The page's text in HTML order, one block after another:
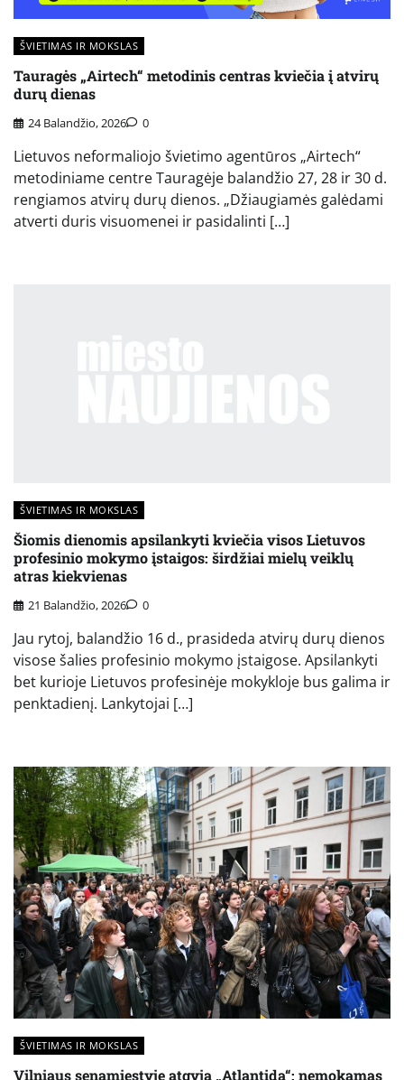
ŠVIETIMAS IR MOKSLAS
Tauragės „Airtech“ metodinis centras kviečia į atvirų
durų dienas
24 Balandžio, 2026 0
Lietuvos neformaliojo švietimo agentūros „Airtech“
metodiniame centre Tauragėje balandžio 27, 28 ir 30 d.
rengiamos atvirų durų dienos. „Džiaugiamės galėdami
atverti duris visuomenei ir pasidalinti […]
ŠVIETIMAS IR MOKSLAS
Šiomis dienomis apsilankyti kviečia visos Lietuvos
profesinio mokymo įstaigos: širdžiai mielų veiklų
atras kiekvienas
21 Balandžio, 2026 0
Jau rytoj, balandžio 16 d., prasideda atvirų durų dienos
visose šalies profesinio mokymo įstaigose. Apsilankyti
bet kurioje Lietuvos profesinėje mokykloje bus galima ir
penktadienį. Lankytojai […]
ŠVIETIMAS IR MOKSLAS
Vilniaus senamiestyje atgyja „Atlantida“: nemokamas